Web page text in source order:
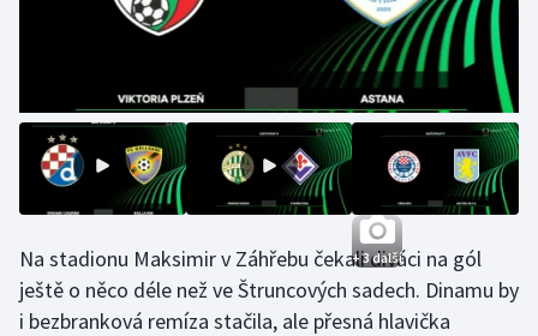
Jezdectví
Krasobruslení
Lezení
Lyže a snowboard
Moderní pětiboj
+ 3 další
Na stadionu Maksimir v Záhřebu čekali diváci na gól
ještě o něco déle než ve Štruncových sadech. Dinamu by
i bezbranková remíza stačila, ale přesná hlavička